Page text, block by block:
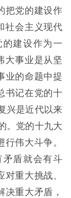
把党的建设作
社会主义现代
建设作为一
大事业是从坚
业的命题中提
书记在党的十
兴是近代以来
。党的十九大
伟大斗争。
盾就会有斗
重大挑战、
重大矛盾，